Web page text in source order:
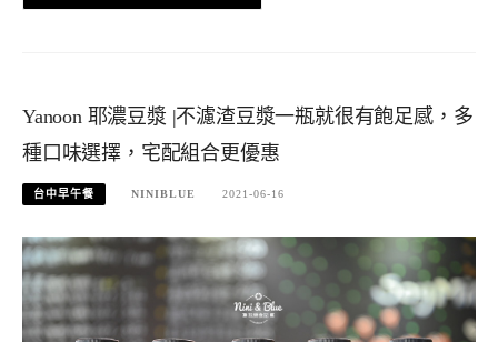
Yanoon 耶濃豆漿 |不濾渣豆漿一瓶就很有飽足感，多
種口味選擇，宅配組合更優惠
台中早午餐 NINIBLUE 2021-06-16